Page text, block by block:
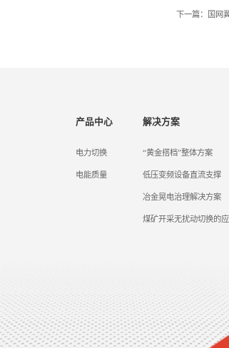
下一篇：国网
产品中心
电力切换
电能质量
解决方案
“黄金搭档”整体方案
低压变频设备直流支撑
冶金晃电治理解决方案
煤矿开采无扰动切换的应